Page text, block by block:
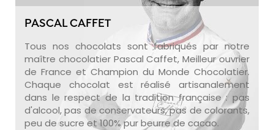
PASCAL CAFFET
Tous nos chocolats sont fabriqués par notre
maître chocolatier Pascal Caffet, Meilleur ouvrier
de France et Champion du Monde Chocolatier.
Chaque chocolat est réalisé artisanalement
dans le respect de la tradition française : pas
d'alcool, pas de conservateurs, pas de colorants,
peu de sucre et 100% pur beurre de cacao.